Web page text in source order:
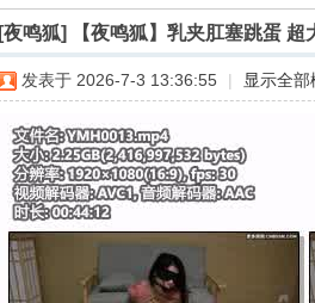
[夜鸣狐] 【夜鸣狐】乳夹肛塞跳蛋
发表于 2026-7-3 13:36:55 显示全部